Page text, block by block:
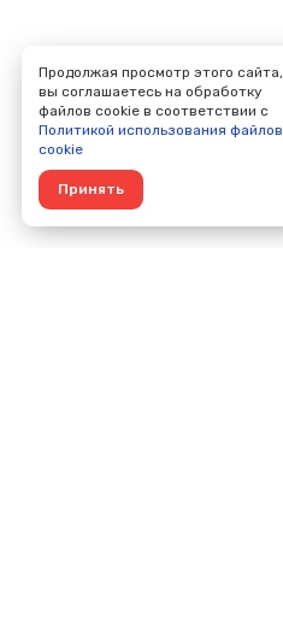
Продолжая просмотр этого сайта,
вы соглашаетесь на обработку
файлов cookie в соответствии с
Политикой использования файлов
cookie
Принять